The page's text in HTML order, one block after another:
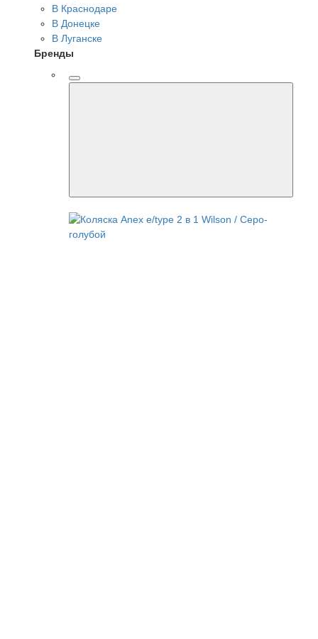
В Краснодаре
В Донецке
В Луганске
Бренды